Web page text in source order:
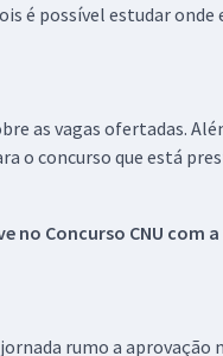
é possível estudar onde
as vagas ofertadas.
o concurso que está
no Concurso CNU com
rumo a aprovação